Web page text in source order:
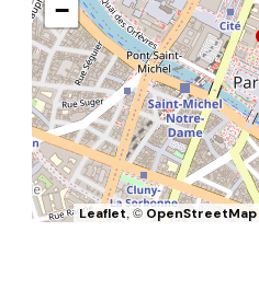
−
Leaflet, ©OpenStreetMap